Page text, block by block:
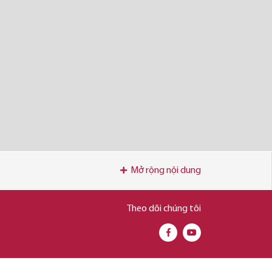
Mở rộng nội dung
Theo dõi chúng tôi